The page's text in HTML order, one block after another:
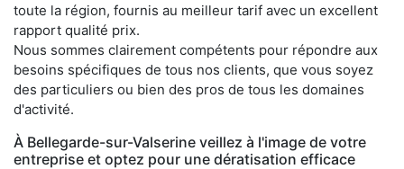
toute la région, fournis au meilleur tarif avec un excellent
rapport qualité prix.
Nous sommes clairement compétents pour répondre aux
besoins spécifiques de tous nos clients, que vous soyez
des particuliers ou bien des pros de tous les domaines
d'activité.
À Bellegarde-sur-Valserine veillez à l'image de votre
entreprise et optez pour une dératisation efficace